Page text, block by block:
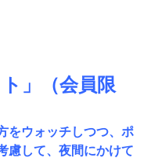
」（会員限
をウォッチしつつ、ポ
慮して、夜間にかけて